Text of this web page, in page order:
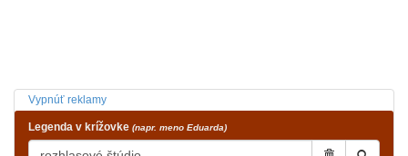
Vypnúť reklamy
Legenda v krížovke (napr. meno Eduarda)